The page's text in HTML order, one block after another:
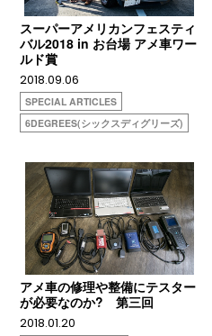
スーパーアメリカンフェスティ
バル2018 in お台場 アメ車ワー
ルド賞
2018.09.06
SPECIAL ARTICLES
6DEGREES(シックスディグリーズ)
アメ車の修理や整備にテスター
が必要なのか? 第三回
2018.01.20